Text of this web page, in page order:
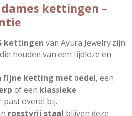
kettingen –
kettingen van Ayura Jewelry zijn
houden van een tijdloze en
fijne ketting met bedel, een
of een klassieke
past overal bij.
roestvrij staal blijven deze